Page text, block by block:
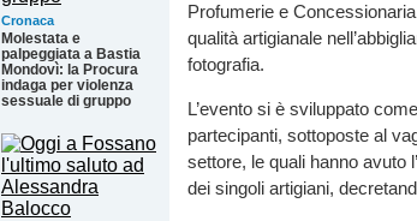
Cronaca
Molestata e
palpeggiata a Bastia
Mondovì: la Procura
indaga per violenza
sessuale di gruppo
Profumerie e
qualità artigianale
fotografia.
L’evento si è sviluppato
partecipanti, sottoposte al
settore, le quali hanno avuto
dei singoli artigiani,